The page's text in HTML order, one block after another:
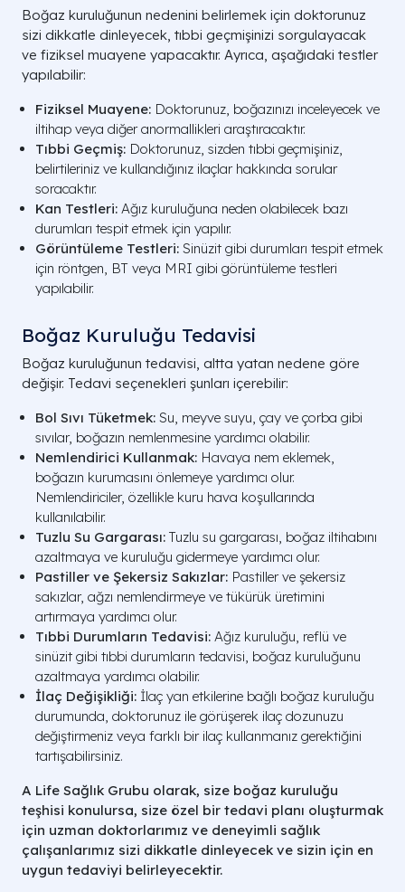
Boğaz kuruluğunun nedenini belirlemek için doktorunuz
sizi dikkatle dinleyecek, tıbbi geçmişinizi sorgulayacak
ve fiziksel muayene yapacaktır. Ayrıca, aşağıdaki testler
yapılabilir:
Fiziksel Muayene: Doktorunuz, boğazınızı inceleyecek ve
iltihap veya diğer anormallikleri araştıracaktır.
Tıbbi Geçmiş: Doktorunuz, sizden tıbbi geçmişiniz,
belirtileriniz ve kullandığınız ilaçlar hakkında sorular
soracaktır.
Kan Testleri: Ağız kuruluğuna neden olabilecek bazı
durumları tespit etmek için yapılır.
Görüntüleme Testleri: Sinüzit gibi durumları tespit etmek
için röntgen, BT veya MRI gibi görüntüleme testleri
yapılabilir.
Boğaz Kuruluğu Tedavisi
Boğaz kuruluğunun tedavisi, altta yatan nedene göre
değişir. Tedavi seçenekleri şunları içerebilir:
Bol Sıvı Tüketmek: Su, meyve suyu, çay ve çorba gibi
sıvılar, boğazın nemlenmesine yardımcı olabilir.
Nemlendirici Kullanmak: Havaya nem eklemek,
boğazın kurumasını önlemeye yardımcı olur.
Nemlendiriciler, özellikle kuru hava koşullarında
kullanılabilir.
Tuzlu Su Gargarası: Tuzlu su gargarası, boğaz iltihabını
azaltmaya ve kuruluğu gidermeye yardımcı olur.
Pastiller ve Şekersiz Sakızlar: Pastiller ve şekersiz
sakızlar, ağzı nemlendirmeye ve tükürük üretimini
artırmaya yardımcı olur.
Tıbbi Durumların Tedavisi: Ağız kuruluğu, reflü ve
sinüzit gibi tıbbi durumların tedavisi, boğaz kuruluğunu
azaltmaya yardımcı olabilir.
İlaç Değişikliği: İlaç yan etkilerine bağlı boğaz kuruluğu
durumunda, doktorunuz ile görüşerek ilaç dozunuzu
değiştirmeniz veya farklı bir ilaç kullanmanız gerektiğini
tartışabilirsiniz.
A Life Sağlık Grubu olarak, size boğaz kuruluğu
teşhisi konulursa, size özel bir tedavi planı oluşturmak
için uzman doktorlarımız ve deneyimli sağlık
çalışanlarımız sizi dikkatle dinleyecek ve sizin için en
uygun tedaviyi belirleyecektir.